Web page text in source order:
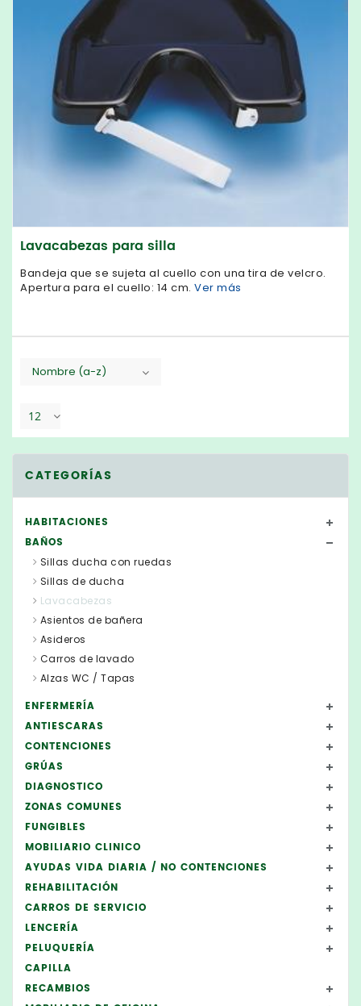
Lavacabezas para silla
Bandeja que se sujeta al cuello con una tira de velcro.
Apertura para el cuello: 14 cm. Ver más
Nombre (a-z)
12
CATEGORÍAS
HABITACIONES
BAÑOS
Sillas ducha con ruedas
Sillas de ducha
Lavacabezas
Asientos de bañera
Asideros
Carros de lavado
Alzas WC / Tapas
ENFERMERÍA
ANTIESCARAS
CONTENCIONES
GRÚAS
DIAGNOSTICO
ZONAS COMUNES
FUNGIBLES
MOBILIARIO CLINICO
AYUDAS VIDA DIARIA / NO CONTENCIONES
REHABILITACIÓN
CARROS DE SERVICIO
LENCERÍA
PELUQUERÍA
CAPILLA
RECAMBIOS